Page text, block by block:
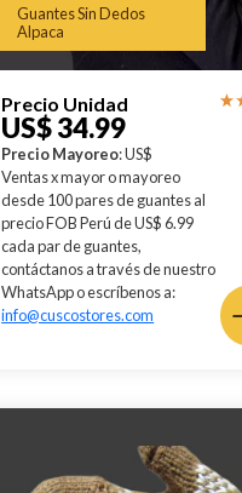
Guantes Sin Dedos
Alpaca
Precio Unidad
US$ 34.99
Precio Mayoreo: US$
Ventas x mayor o mayoreo
desde 100 pares de guantes al
precio FOB Perú de US$ 6.99
cada par de guantes,
contáctanos a través de nuestro
WhatsApp o escríbenos a:
info@cuscostores.com